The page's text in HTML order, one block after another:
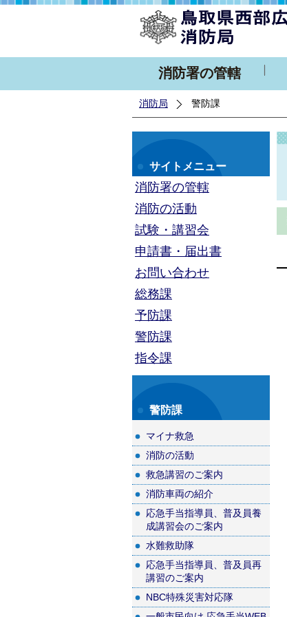
消防署の管轄
消防局 警防課
サイトメニュー
消防署の管轄
消防の活動
試験・講習会
申請書・届出書
お問い合わせ
総務課
予防課
警防課
指令課
警防課
マイナ救急
消防の活動
救急講習のご案内
消防車両の紹介
応急手当指導員、普及員養
成講習会のご案内
水難救助隊
応急手当指導員、普及員再
講習のご案内
NBC特殊災害対応隊